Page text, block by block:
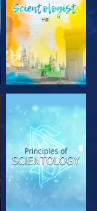
探索系列節目